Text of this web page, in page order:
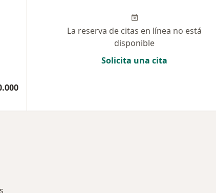
La reserva de citas en línea no está
disponible
Solicita una cita